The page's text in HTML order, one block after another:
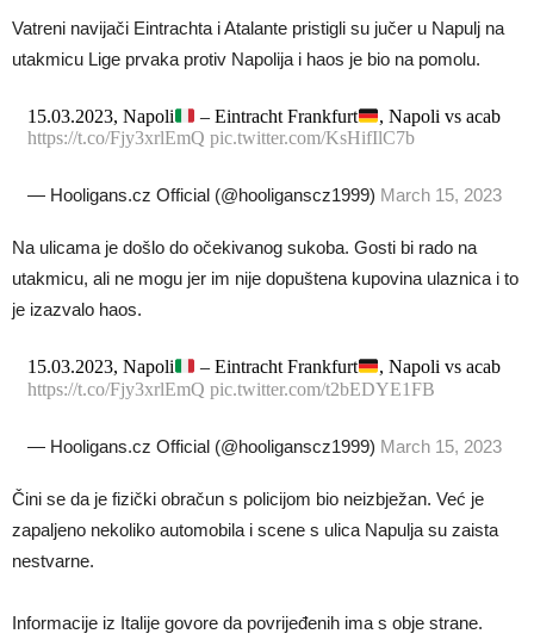
Vatreni navijači Eintrachta i Atalante pristigli su jučer u Napulj na
utakmicu Lige prvaka protiv Napolija i haos je bio na pomolu.
15.03.2023, Napoli – Eintracht Frankfurt
, Napoli vs acab
https://t.co/Fjy3xrlEmQ pic.twitter.com/KsHifIlC7b
— Hooligans.cz Official (@hooliganscz1999) March 15, 2023
Na ulicama je došlo do očekivanog sukoba. Gosti bi rado na
utakmicu, ali ne mogu jer im nije dopuštena kupovina ulaznica i to
je izazvalo haos.
15.03.2023, Napoli – Eintracht Frankfurt
, Napoli vs acab
https://t.co/Fjy3xrlEmQ pic.twitter.com/t2bEDYE1FB
— Hooligans.cz Official (@hooliganscz1999) March 15, 2023
Čini se da je fizički obračun s policijom bio neizbježan. Već je
zapaljeno nekoliko automobila i scene s ulica Napulja su zaista
nestvarne.
Informacije iz Italije govore da povrijeđenih ima s obje strane.